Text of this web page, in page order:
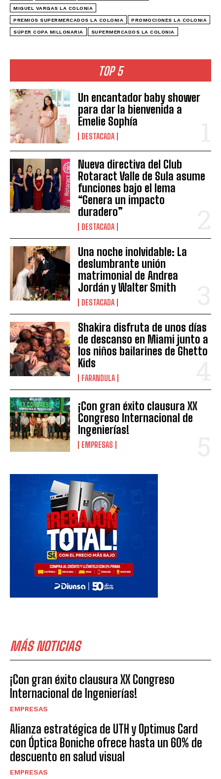
TOP 5
Un encantador baby shower
para dar la bienvenida a
Emelie Sophía
DESTACADA
Nueva directiva del Club
Rotaract Valle de Sula asume
funciones bajo el lema
“Genera un impacto
duradero”
DESTACADA
Una noche inolvidable: La
deslumbrante unión
matrimonial de Andrea
Jordán y Walter Smith
DESTACADA
Shakira disfruta de unos días
de descanso en Miami junto a
los niños bailarines de Ghetto
Kids
FARANDULA
¡Con gran éxito clausura XX
Congreso Internacional de
Ingenierías!
EMPRESAS
MÁS NOTICIAS
¡Con gran éxito clausura XX Congreso
Internacional de Ingenierías!
EMPRESAS
Alianza estratégica de UTH y Optimus Card
con Óptica Boniche ofrece hasta un 60% de
descuento en salud visual
EMPRESAS
MIGUEL VARGAS LA COLONIA
PREMIOS SUPERMERCADOS LA COLONIA PROMOCIONES LA COLONIA
SÚPER COPA MILLONARIA SUPERMERCADOS LA COLONIA